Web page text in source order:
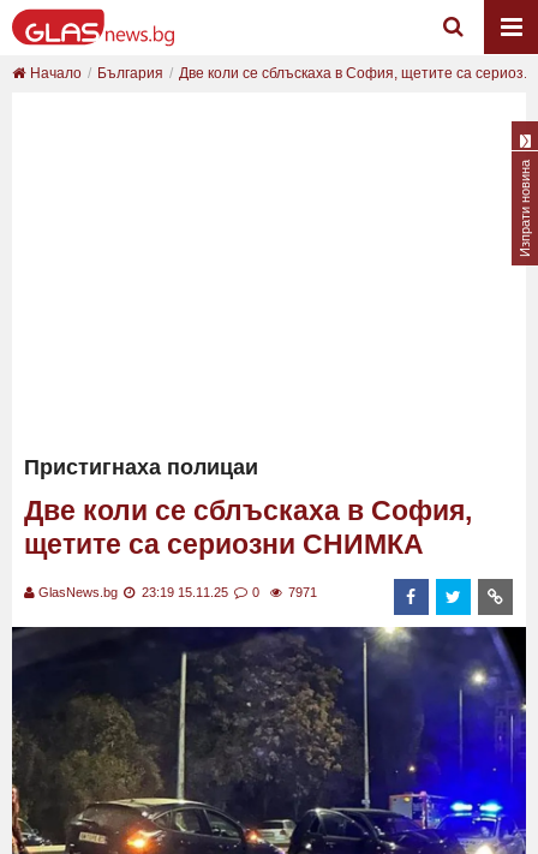
Начало България Две коли се сблъскаха в София, щетите са сериоз...
Пристигнаха полицаи
Две коли се сблъскаха в София,
щетите са сериозни СНИМКА
GlasNews.bg 23:19 15.11.25 0 7971
Изпрати новина